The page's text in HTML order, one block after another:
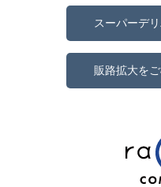
スーパーデ
販路拡大を